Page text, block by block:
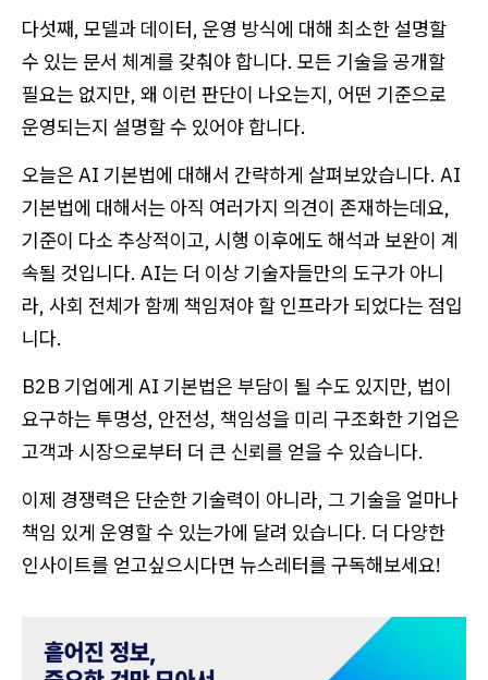
다섯째, 모델과 데이터, 운영 방식에 대해 최소한 설명할
수 있는 문서 체계를 갖춰야 합니다. 모든 기술을 공개할
필요는 없지만, 왜 이런 판단이 나오는지, 어떤 기준으로
운영되는지 설명할 수 있어야 합니다.
오늘은 AI 기본법에 대해서 간략하게 살펴보았습니다. AI
기본법에 대해서는 아직 여러가지 의견이 존재하는데요,
기준이 다소 추상적이고, 시행 이후에도 해석과 보완이 계
속될 것입니다. AI는 더 이상 기술자들만의 도구가 아니
라, 사회 전체가 함께 책임져야 할 인프라가 되었다는 점입
니다.
B2B 기업에게 AI 기본법은 부담이 될 수도 있지만, 법이
요구하는 투명성, 안전성, 책임성을 미리 구조화한 기업은
고객과 시장으로부터 더 큰 신뢰를 얻을 수 있습니다.
이제 경쟁력은 단순한 기술력이 아니라, 그 기술을 얼마나
책임 있게 운영할 수 있는가에 달려 있습니다. 더 다양한
인사이트를 얻고싶으시다면 뉴스레터를 구독해보세요!